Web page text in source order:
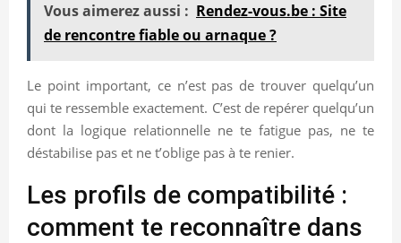
Vous aimerez aussi : Rendez-vous.be : Site
de rencontre fiable ou arnaque ?
Le point important, ce n’est pas de trouver quelqu’un
qui te ressemble exactement. C’est de repérer quelqu’un
dont la logique relationnelle ne te fatigue pas, ne te
déstabilise pas et ne t’oblige pas à te renier.
Les profils de compatibilité :
comment te reconnaître dans